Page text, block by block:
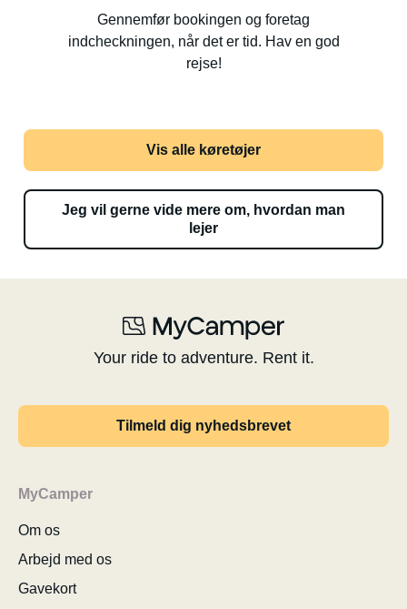
Gennemfør bookingen og foretag
indcheckningen, når det er tid. Hav en god
rejse!
Vis alle køretøjer
Jeg vil gerne vide mere om, hvordan man
lejer
Your ride to adventure. Rent it.
Tilmeld dig nyhedsbrevet
MyCamper
Om os
Arbejd med os
Gavekort